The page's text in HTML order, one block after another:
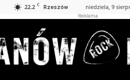
22.2 C Rzeszów niedziela, 9
Reklama